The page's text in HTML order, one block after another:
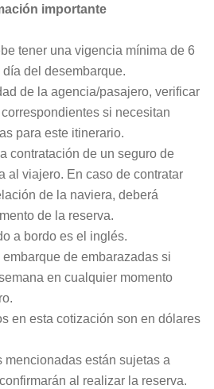
importante
tener una vigencia mínima de 6
del desembarque.
de la agencia/pasajero, verificar
si necesitan
para este itinerario.
contratación de un seguro de
al viajero. En caso de contratar
de la naviera, deberá
de la reserva.
a bordo es el inglés.
de embarazadas si
en cualquier momento
en esta cotización son en dólares
mencionadas están sujetas a
al realizar la reserva.